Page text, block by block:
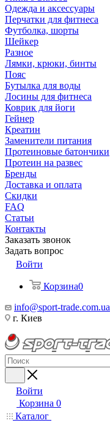
Одежда и аксессуары
Перчатки для фитнеса
Футболка, шорты
Шейкер
Разное
Лямки, крюки, бинты
Пояс
Бутылка для воды
Лосины для фитнеса
Коврик для йоги
Гейнер
Креатин
Заменители питания
Протеиновые батончики
Протеин на развес
Бренды
Доставка и оплата
Скидки
FAQ
Статьи
Контакты
Заказать звонок
Задать вопрос
Войти
Корзина0
info@sport-trade.com.ua
г. Киев
Войти
Корзина 0
Каталог